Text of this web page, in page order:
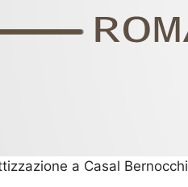
a Casal Bernocchi